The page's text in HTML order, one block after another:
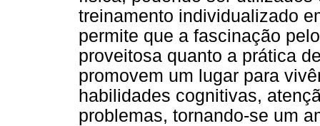
treinamento individualizado
permite que a fascinação
proveitosa quanto a prática
promovem um lugar para
habilidades cognitivas,
problemas, tornando-se um